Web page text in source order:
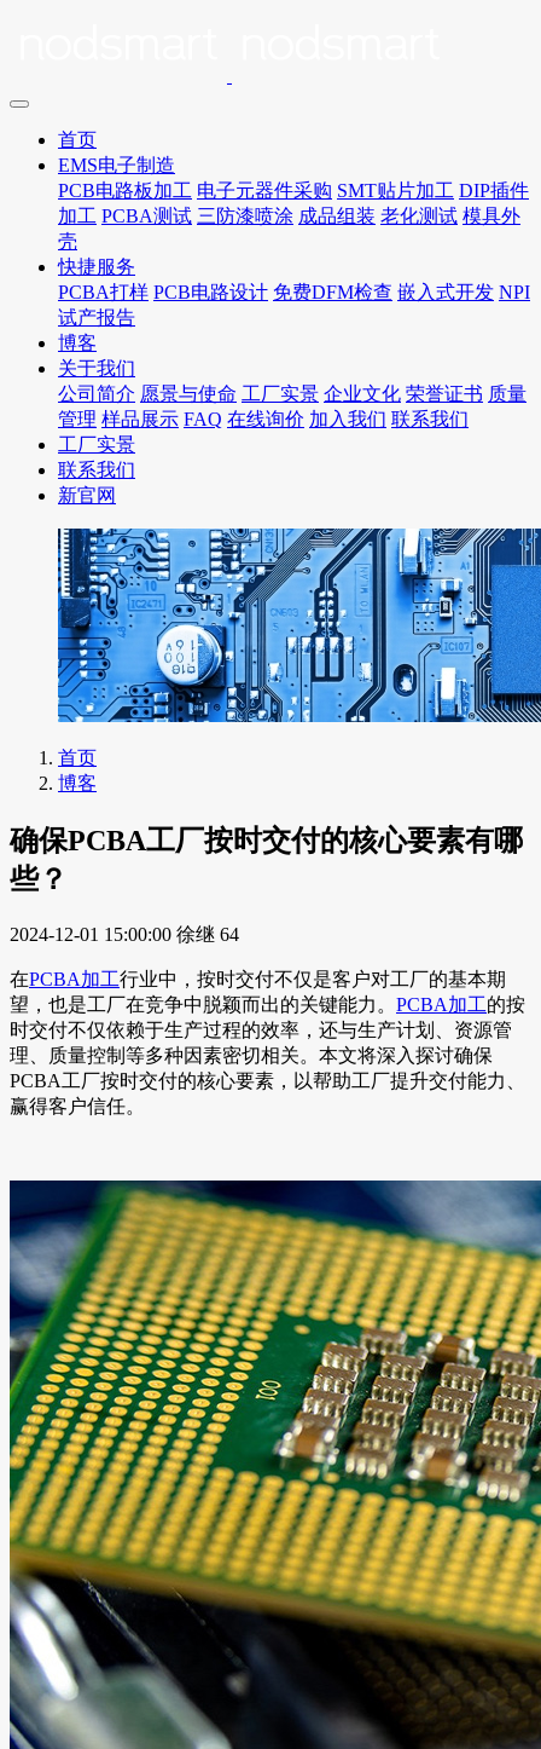
首页
EMS电子制造
PCB电路板加工 电子元器件采购 SMT贴片加工 DIP插件
加工 PCBA测试 三防漆喷涂 成品组装 老化测试 模具外
壳
快捷服务
PCBA打样 PCB电路设计 免费DFM检查 嵌入式开发 NPI
试产报告
博客
关于我们
公司简介 愿景与使命 工厂实景 企业文化 荣誉证书 质量
管理 样品展示 FAQ 在线询价 加入我们 联系我们
工厂实景
联系我们
新官网
首页
博客
确保PCBA工厂按时交付的核心要素有哪
些？
2024-12-01 15:00:00 徐继 64
在PCBA加工行业中，按时交付不仅是客户对工厂的基本期
望，也是工厂在竞争中脱颖而出的关键能力。 PCBA加工的按
时交付不仅依赖于生产过程的效率，还与生产计划、资源管
理、质量控制等多种因素密切相关。本文将深入探讨确保
PCBA工厂按时交付的核心要素，以帮助工厂提升交付能力、
赢得客户信任。